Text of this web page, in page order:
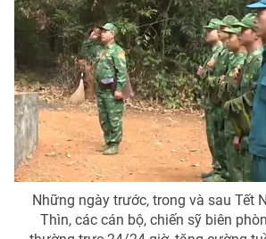
Tư vấn
Chuyên mục khác
Emagazine Podcast
Photo
Video Shorts
VTV Money VTV Thể
Những ngày trước, trong và sau Tết
Thìn, các cán bộ, chiến sỹ biên